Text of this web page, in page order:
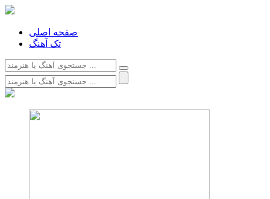
صفحه اصلی
تک آهنگ